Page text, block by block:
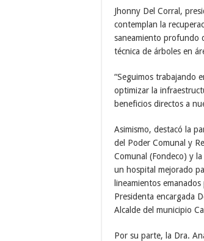
Jhonny Del Corral,
contemplan la
saneamiento profundo
técnica de árboles en
“Seguimos trabajando
optimizar la
beneficios directos a
Asimismo, destacó la
del Poder Comunal y
Comunal (Fondeco) y
un hospital mejorado
lineamientos
Presidenta encargada
Alcalde del municipio
Por su parte, la Dra.